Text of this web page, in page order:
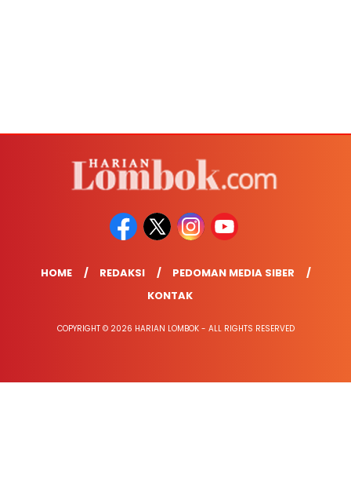
HOME REDAKSI
PEDOMAN MEDIA SIBER
KONTAK
COPYRIGHT © 2026 HARIAN LOMBOK - ALL RIGHTS RESERVED